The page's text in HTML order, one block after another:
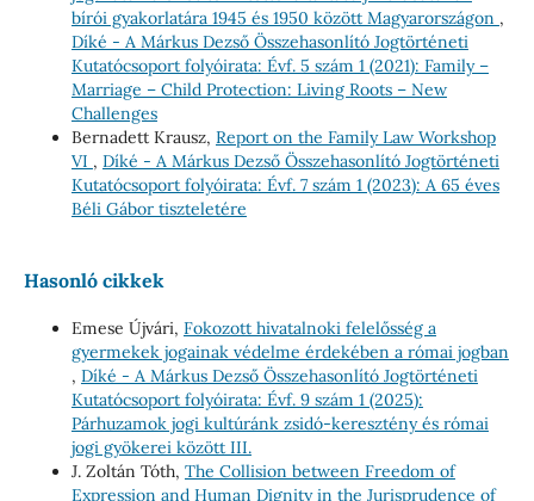
bírói gyakorlatára 1945 és 1950 között Magyarországon ,
Díké - A Márkus Dezső Összehasonlító Jogtörténeti
Kutatócsoport folyóirata: Évf. 5 szám 1 (2021): Family –
Marriage – Child Protection: Living Roots – New
Challenges
Bernadett Krausz, Report on the Family Law Workshop
VI , Díké - A Márkus Dezső Összehasonlító Jogtörténeti
Kutatócsoport folyóirata: Évf. 7 szám 1 (2023): A 65 éves
Béli Gábor tiszteletére
Hasonló cikkek
Emese Újvári, Fokozott hivatalnoki felelősség a
gyermekek jogainak védelme érdekében a római jogban
, Díké - A Márkus Dezső Összehasonlító Jogtörténeti
Kutatócsoport folyóirata: Évf. 9 szám 1 (2025):
Párhuzamok jogi kultúránk zsidó-keresztény és római
jogi gyökerei között III.
J. Zoltán Tóth, The Collision between Freedom of
Expression and Human Dignity in the Jurisprudence of